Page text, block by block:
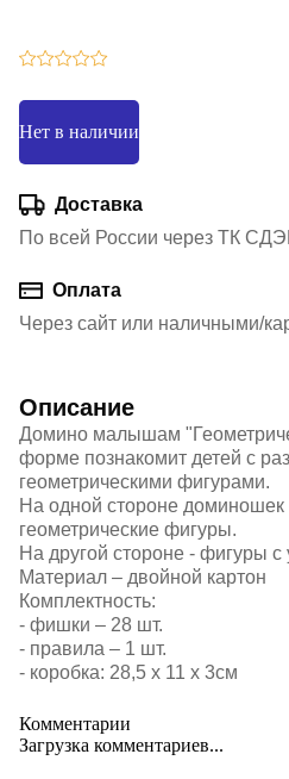
Нет в наличии
Доставка
По всей России через ТК
Оплата
Через сайт или наличными/
Описание
Домино малышам
форме познакомит детей с
геометрическими фигурами.
На одной стороне
геометрические фигуры.
На другой стороне - фигуры с
Материал – двойной картон
Комплектность:
- фишки – 28 шт.
- правила – 1 шт.
- коробка: 28,5 х 11 х 3см
Комментарии
Загрузка комментариев...